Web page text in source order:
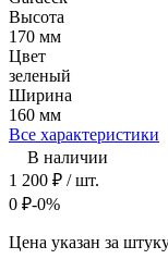
Высота
170 мм
Цвет
зеленый
Ширина
160 мм
Все характеристики
В наличии
1 200 ₽ / шт.
0 ₽-0%
Цена указан за